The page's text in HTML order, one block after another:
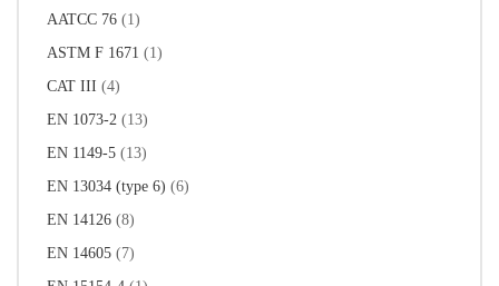
AATCC 76 (1)
ASTM F 1671 (1)
CAT III (4)
EN 1073-2 (13)
EN 1149-5 (13)
EN 13034 (type 6) (6)
EN 14126 (8)
EN 14605 (7)